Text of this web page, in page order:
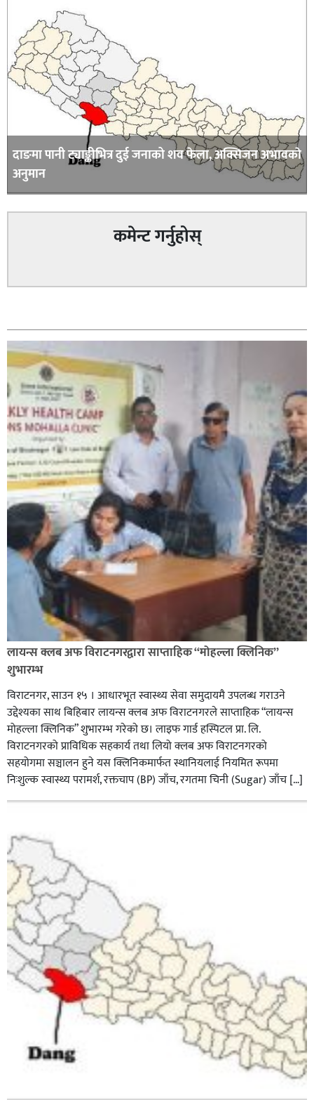
दाङमा पानी ट्याङ्कीभित्र दुई जनाको शव फेला, अक्सिजन अभावकाे
अनुमान
कमेन्ट गर्नुहोस्
लायन्स क्लब अफ विराटनगरद्वारा साप्ताहिक “मोहल्ला क्लिनिक”
शुभारम्भ
विराटनगर, साउन १५ । आधारभूत स्वास्थ्य सेवा समुदायमै उपलब्ध गराउने
उद्देश्यका साथ बिहिबार लायन्स क्लब अफ विराटनगरले साप्ताहिक “लायन्स
मोहल्ला क्लिनिक” शुभारम्भ गरेकाे छ। लाइफ गार्ड हस्पिटल प्रा. लि.
विराटनगरको प्राविधिक सहकार्य तथा लियो क्लब अफ विराटनगरको
सहयोगमा सञ्चालन हुने यस क्लिनिकमार्फत स्थानियलाई नियमित रूपमा
निःशुल्क स्वास्थ्य परामर्श, रक्तचाप (BP) जाँच, रगतमा चिनी (Sugar) जाँच […]